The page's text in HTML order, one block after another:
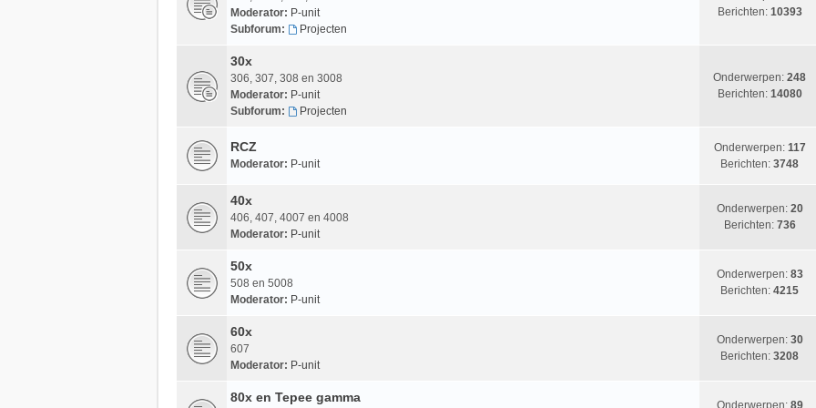
Moderator: P-unit
Subforum:
Projecten
Berichten: 10393
30x
306, 307, 308 en 3008
Moderator: P-unit
Subforum:
Projecten
Onderwerpen: 248
Berichten: 14080
RCZ
Moderator: P-unit
Onderwerpen: 117
Berichten: 3748
40x
406, 407, 4007 en 4008
Moderator: P-unit
Onderwerpen: 20
Berichten: 736
50x
508 en 5008
Moderator: P-unit
Onderwerpen: 83
Berichten: 4215
60x
607
Moderator: P-unit
Onderwerpen: 30
Berichten: 3208
80x en Tepee gamma
Onderwerpen: 89